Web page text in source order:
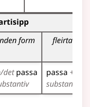
(partisippformer)
form fleirtal
detpassa
passa +
substantiv